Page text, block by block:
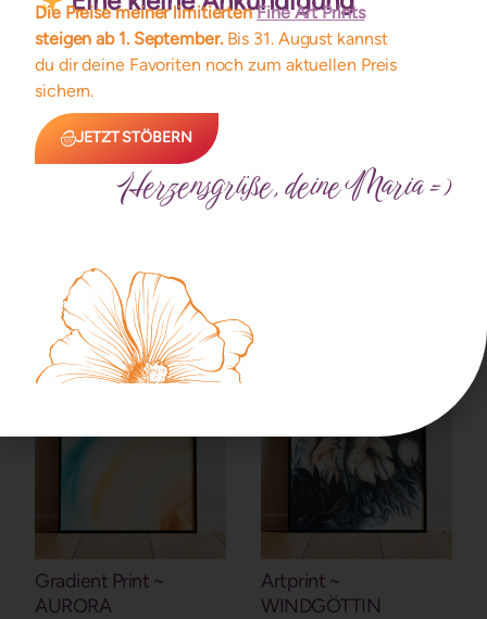
Aura Poster ~
RENORTH
15,00
Postkartenset
(mehrere Varianten)
Gradient Print ~
AURORA
Artprint ~
WINDGÖTTIN
Die Preise meiner limitiertenFine Art Prints
steigen ab 1. September. Bis 31. August kannst
du dir deine Favoriten noch zum aktuellen Preis
sichern.
JETZT STÖBERN
Herzensgrüße, deine Maria =)